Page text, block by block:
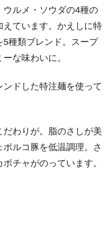
ルメ・ソウダの4種の
ています。かえしに特
種類ブレンド。スープ
な味わいに。
ドした特注麺を使って
わりが。脂のさしが美
ルコ豚を低温調理。さ
チャがのっています。